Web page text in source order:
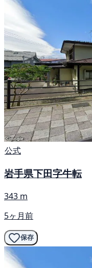
公式
岩手県下田字牛転
343 m
5ヶ月前
保存